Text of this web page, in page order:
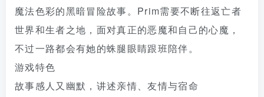
魔法色彩的黑暗冒险故事。Prim需要不断往返亡者
世界和生者之地，面对真正的恶魔和自己的心魔，
不过一路都会有她的蛛腿眼睛跟班陪伴。
游戏特色
故事感人又幽默，讲述亲情、友情与宿命